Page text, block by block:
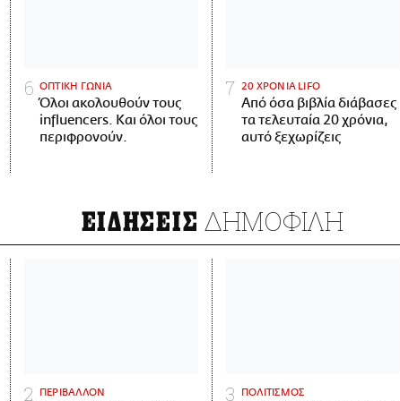
ΟΠΤΙΚΗ ΓΩΝΙΑ
Όλοι ακολουθούν τους
influencers. Και όλοι τους
περιφρονούν.
20 ΧΡΟΝΙΑ LIFO
Από όσα βιβλία διάβασες
τα τελευταία 20 χρόνια,
αυτό ξεχωρίζεις
ΕΙΔΗΣΕΙΣ ΔΗΜΟΦΙΛΗ
ΠΕΡΙΒΑΛΛΟΝ ΠΟΛΙΤΙΣΜΟΣ